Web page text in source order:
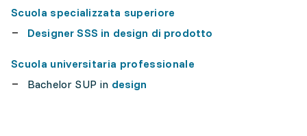
Scuola specializzata superiore
Designer SSS in design di prodotto
Scuola universitaria professionale
Bachelor SUP in design